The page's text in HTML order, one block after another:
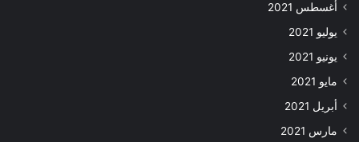
أغسطس 2021
يوليو 2021
يونيو 2021
مايو 2021
أبريل 2021
مارس 2021